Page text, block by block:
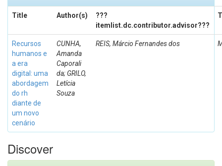
Title Author(s)
???
itemlist.dc.contributor.advisor???
Recursos
humanos e
a era
digital: uma
abordagem
do rh
diante de
um novo
cenário
CUNHA,
Amanda
Caporali
da; GRILO,
Letícia
Souza
REIS, Márcio Fernandes dos
Discover